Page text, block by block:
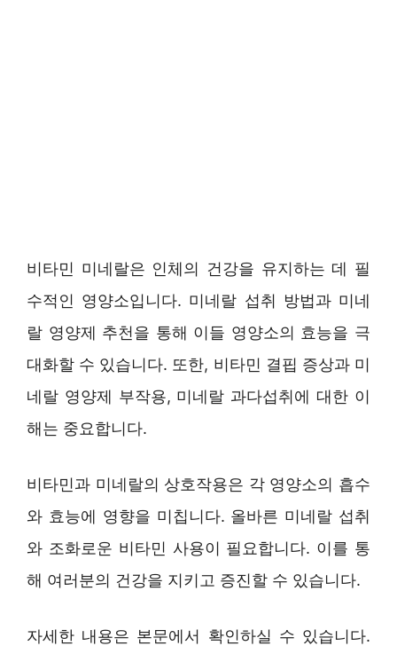
비타민 미네랄은 인체의 건강을 유지하는 데 필
수적인 영양소입니다. 미네랄 섭취 방법과 미네
랄 영양제 추천을 통해 이들 영양소의 효능을 극
대화할 수 있습니다. 또한, 비타민 결핍 증상과 미
네랄 영양제 부작용, 미네랄 과다섭취에 대한 이
해는 중요합니다.
비타민과 미네랄의 상호작용은 각 영양소의 흡수
와 효능에 영향을 미칩니다. 올바른 미네랄 섭취
와 조화로운 비타민 사용이 필요합니다. 이를 통
해 여러분의 건강을 지키고 증진할 수 있습니다.
자세한 내용은 본문에서 확인하실 수 있습니다.